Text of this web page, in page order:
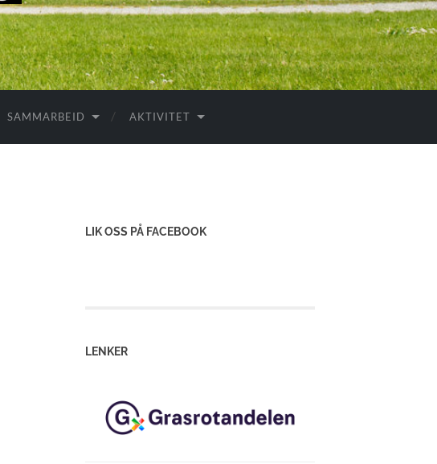
SAMMARBEID AKTIVITET
LIK OSS PÅ FACEBOOK
LENKER